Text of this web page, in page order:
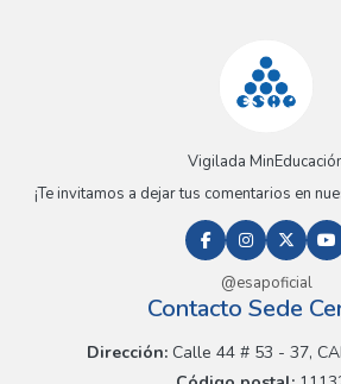
Vigilada
¡Te invitamos a dejar tus comentarios en
@esapoficial
Contacto Sede
Dirección:Calle 44 # 53 - 37,